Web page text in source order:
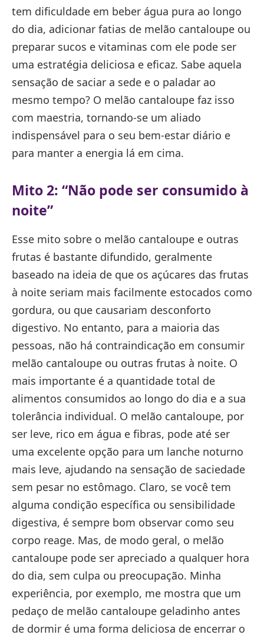
tem dificuldade em beber água pura ao longo
do dia, adicionar fatias de melão cantaloupe ou
preparar sucos e vitaminas com ele pode ser
uma estratégia deliciosa e eficaz. Sabe aquela
sensação de saciar a sede e o paladar ao
mesmo tempo? O melão cantaloupe faz isso
com maestria, tornando-se um aliado
indispensável para o seu bem-estar diário e
para manter a energia lá em cima.
Mito 2: “Não pode ser consumido à
noite”
Esse mito sobre o melão cantaloupe e outras
frutas é bastante difundido, geralmente
baseado na ideia de que os açúcares das frutas
à noite seriam mais facilmente estocados como
gordura, ou que causariam desconforto
digestivo. No entanto, para a maioria das
pessoas, não há contraindicação em consumir
melão cantaloupe ou outras frutas à noite. O
mais importante é a quantidade total de
alimentos consumidos ao longo do dia e a sua
tolerância individual. O melão cantaloupe, por
ser leve, rico em água e fibras, pode até ser
uma excelente opção para um lanche noturno
mais leve, ajudando na sensação de saciedade
sem pesar no estômago. Claro, se você tem
alguma condição específica ou sensibilidade
digestiva, é sempre bom observar como seu
corpo reage. Mas, de modo geral, o melão
cantaloupe pode ser apreciado a qualquer hora
do dia, sem culpa ou preocupação. Minha
experiência, por exemplo, me mostra que um
pedaço de melão cantaloupe geladinho antes
de dormir é uma forma deliciosa de encerrar o